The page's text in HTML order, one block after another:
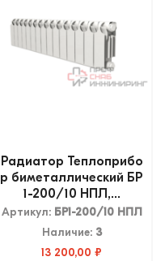
Радиатор Теплоприбо
р биметаллический БР
1-200/10 НПЛ,...
Артикул: БР1-200/10 НПЛ
Наличие: 3
13 200,00 ₽